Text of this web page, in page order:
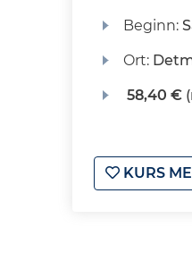
Beginn:
Ort:
58,40 €
KURS